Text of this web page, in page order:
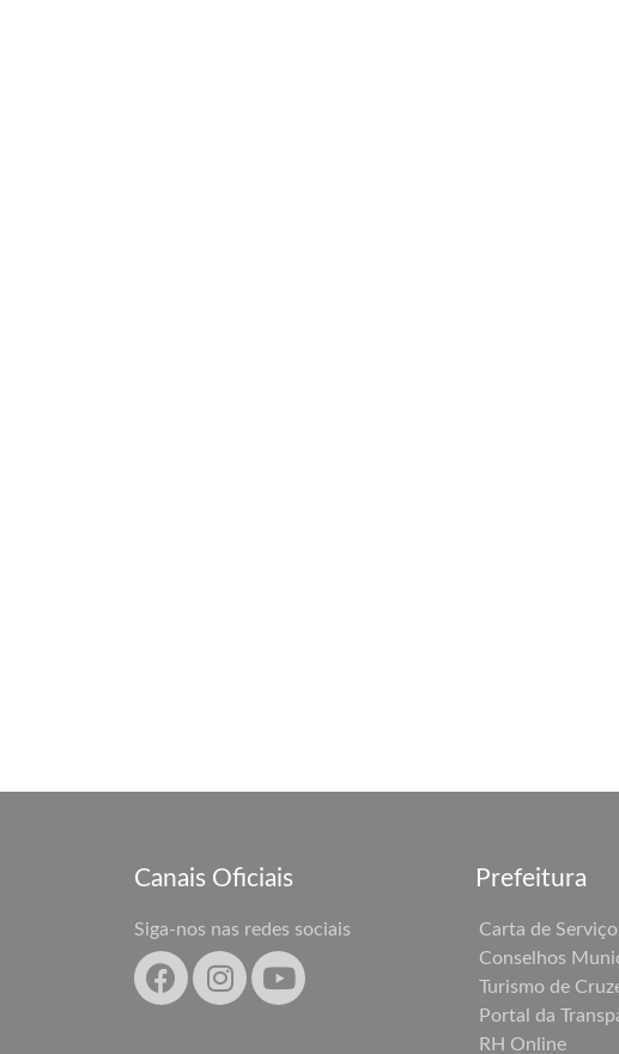
Canais Oficiais
Siga-nos nas redes sociais
Prefeitura
Carta de
Conselhos
Turismo de
Portal da
RH Online